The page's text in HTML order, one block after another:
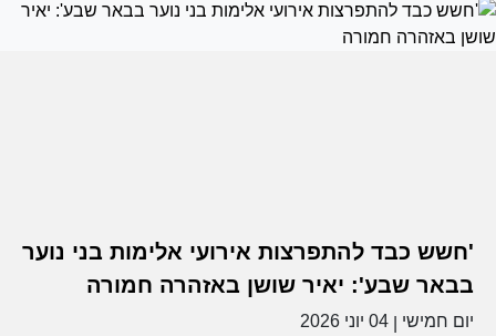
'חשש כבד להתפרצות אירועי אלימות בני נוער
בבאר שבע': יאיר שושן באזהרה חמורה
יום חמישי 04 יוני 2026